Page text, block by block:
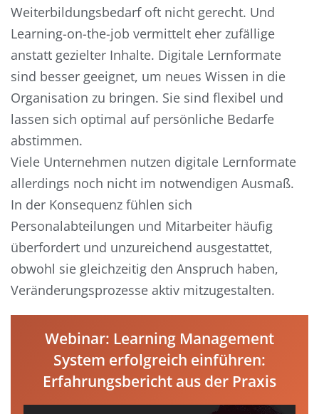
Weiterbildungsbedarf oft nicht gerecht. Und
Learning-on-the-job vermittelt eher zufällige
anstatt gezielter Inhalte. Digitale Lernformate
sind besser geeignet, um neues Wissen in die
Organisation zu bringen. Sie sind flexibel und
lassen sich optimal auf persönliche Bedarfe
abstimmen.
Viele Unternehmen nutzen digitale Lernformate
allerdings noch nicht im notwendigen Ausmaß.
In der Konsequenz fühlen sich
Personalabteilungen und Mitarbeiter häufig
überfordert und unzureichend ausgestattet,
obwohl sie gleichzeitig den Anspruch haben,
Veränderungsprozesse aktiv mitzugestalten.
Webinar: Learning Management
System erfolgreich einführen:
Erfahrungsbericht aus der Praxis